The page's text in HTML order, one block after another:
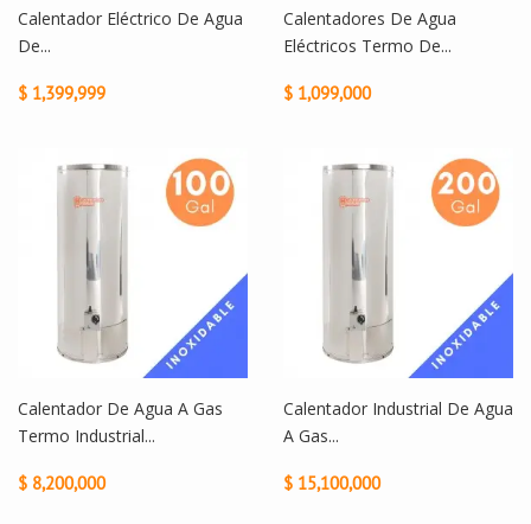
Calentador Eléctrico De Agua
De...
$ 1,399,999
Calentadores De Agua
Eléctricos Termo De...
$ 1,099,000
Calentador De Agua A Gas
Termo Industrial...
$ 8,200,000
Calentador Industrial De Agua
A Gas...
$ 15,100,000